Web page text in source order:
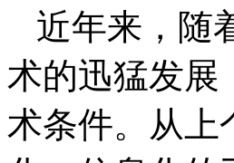
近年来，随
术的迅猛发展
术条件。从上